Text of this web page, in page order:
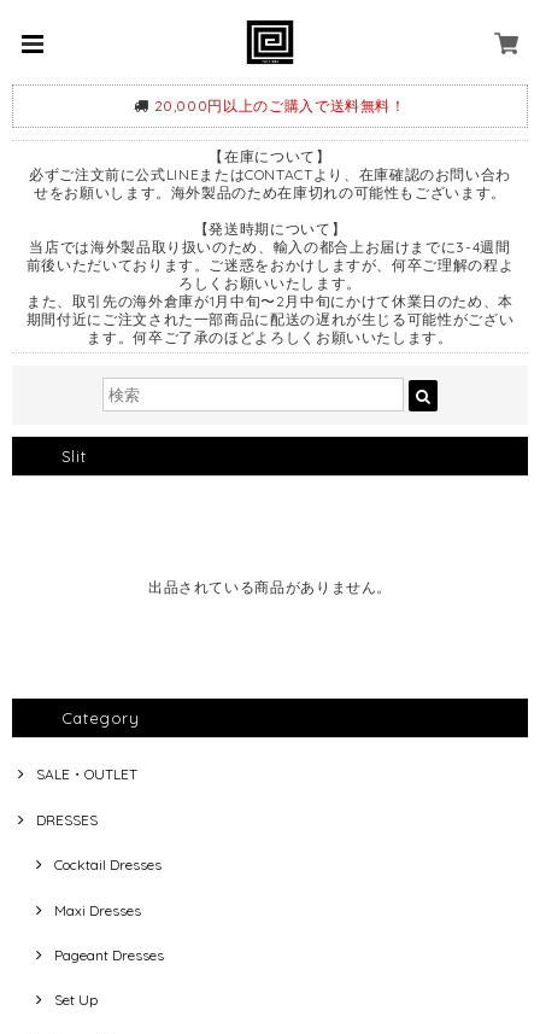
20,000円以上のご購入で送料無料！
【在庫について】
必ずご注文前に公式LINEまたはCONTACTより、在庫確認のお問い合わ
せをお願いします。海外製品のため在庫切れの可能性もございます。
【発送時期について】
当店では海外製品取り扱いのため、輸入の都合上お届けまでに3-4週間
前後いただいております。ご迷惑をおかけしますが、何卒ご理解の程よ
ろしくお願いいたします。
また、取引先の海外倉庫が1月中旬〜2月中旬にかけて休業日のため、本
期間付近にご注文された一部商品に配送の遅れが生じる可能性がござい
ます。何卒ご了承のほどよろしくお願いいたします。
Slit
出品されている商品がありません。
Category
SALE・OUTLET
DRESSES
Cocktail Dresses
Maxi Dresses
Pageant Dresses
Set Up